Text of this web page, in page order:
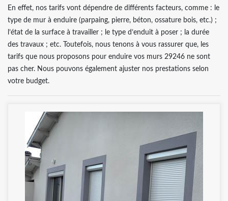
En effet, nos tarifs vont dépendre de différents facteurs, comme : le
type de mur à enduire (parpaing, pierre, béton, ossature bois, etc.) ;
l’état de la surface à travailler ; le type d’enduit à poser ; la durée
des travaux ; etc. Toutefois, nous tenons à vous rassurer que, les
tarifs que nous proposons pour enduire vos murs 29246 ne sont
pas cher. Nous pouvons également ajuster nos prestations selon
votre budget.